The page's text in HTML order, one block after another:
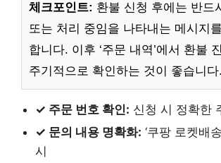
체크포인트: 환불 신청 후에는 반드
또는 처리 중임을 나타내는 메시지
합니다. 이후 ‘주문 내역’에서 환불
주기적으로 확인하는 것이 좋습니다.
✓ 주문 번호 확인: 신청 시 정확한
✓ 문의 내용 명확화: ‘쿠팡 로켓배
시